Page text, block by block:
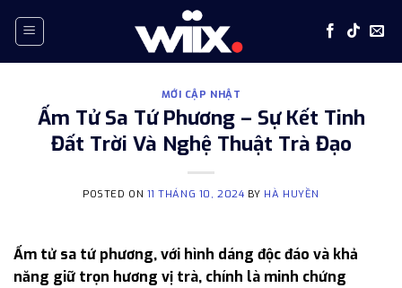
MỚI CẬP NHẬT
Ấm Tử Sa Tứ Phương – Sự Kết Tinh
Đất Trời Và Nghệ Thuật Trà Đạo
POSTED ON 11 THÁNG 10, 2024 BY HÀ HUYỀN
Ấm tử sa tứ phương, với hình dáng độc đáo và khả
năng giữ trọn hương vị trà, chính là minh chứng